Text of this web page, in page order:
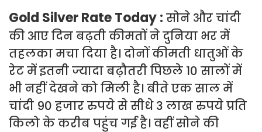
Gold Silver Rate Today : सोने और चांदी
की आए दिन बढ़ती कीमतों ने दुनिया भर में
तहलका मचा दिया है। दोनों कीमती धातुओं के
रेट में इतनी ज्यादा बढ़ौतरी पिछले 10 सालों में
भी नहीं देखने को मिली है। बीते एक साल में
चांदी 90 हजार रुपये से सीधे 3 लाख रुपये प्रति
किलो के करीब पहुंच गई है। वहीं सोने की